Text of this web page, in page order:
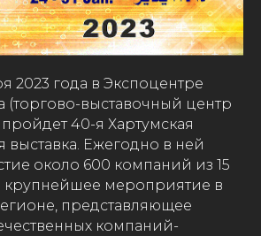
2023 года в Экспоцентре
(торгово-выставочный центр
40-я Хартумская
Ежегодно в ней
около 600 компаний из 15
крупнейшее мероприятие в
представляющее
компаний-